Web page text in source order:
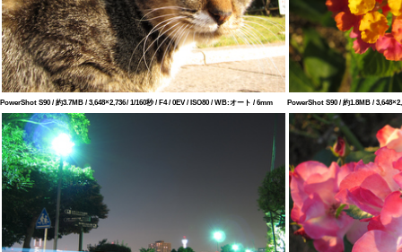
PowerShot S90 / 約3.7MB / 3,648×2,736 / 1/160秒 / F4 / 0EV / ISO80 / WB:オート / 6mm PowerShot S90 / 約1.8MB /